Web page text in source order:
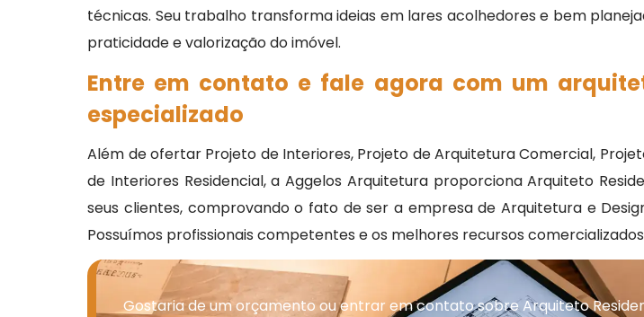
técnicas. Seu trabalho transforma ideias em lares acolhedores e bem
praticidade e valorização do imóvel.
Entre em contato e fale agora com um
especializado
Além de ofertar Projeto de Interiores, Projeto de Arquitetura Comercial,
de Interiores Residencial, a Aggelos Arquitetura proporciona Arquiteto
seus clientes, comprovando o fato de ser a empresa de Arquitetura e
Possuímos profissionais competentes e os melhores recursos
Gostaria de um orçamento ou entrar em contato sobre Arquiteto